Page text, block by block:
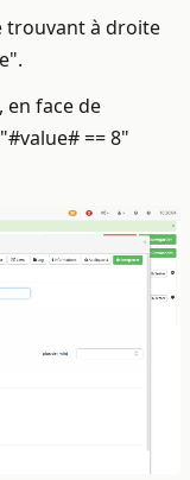
trouvant à droite
face de
== 8"